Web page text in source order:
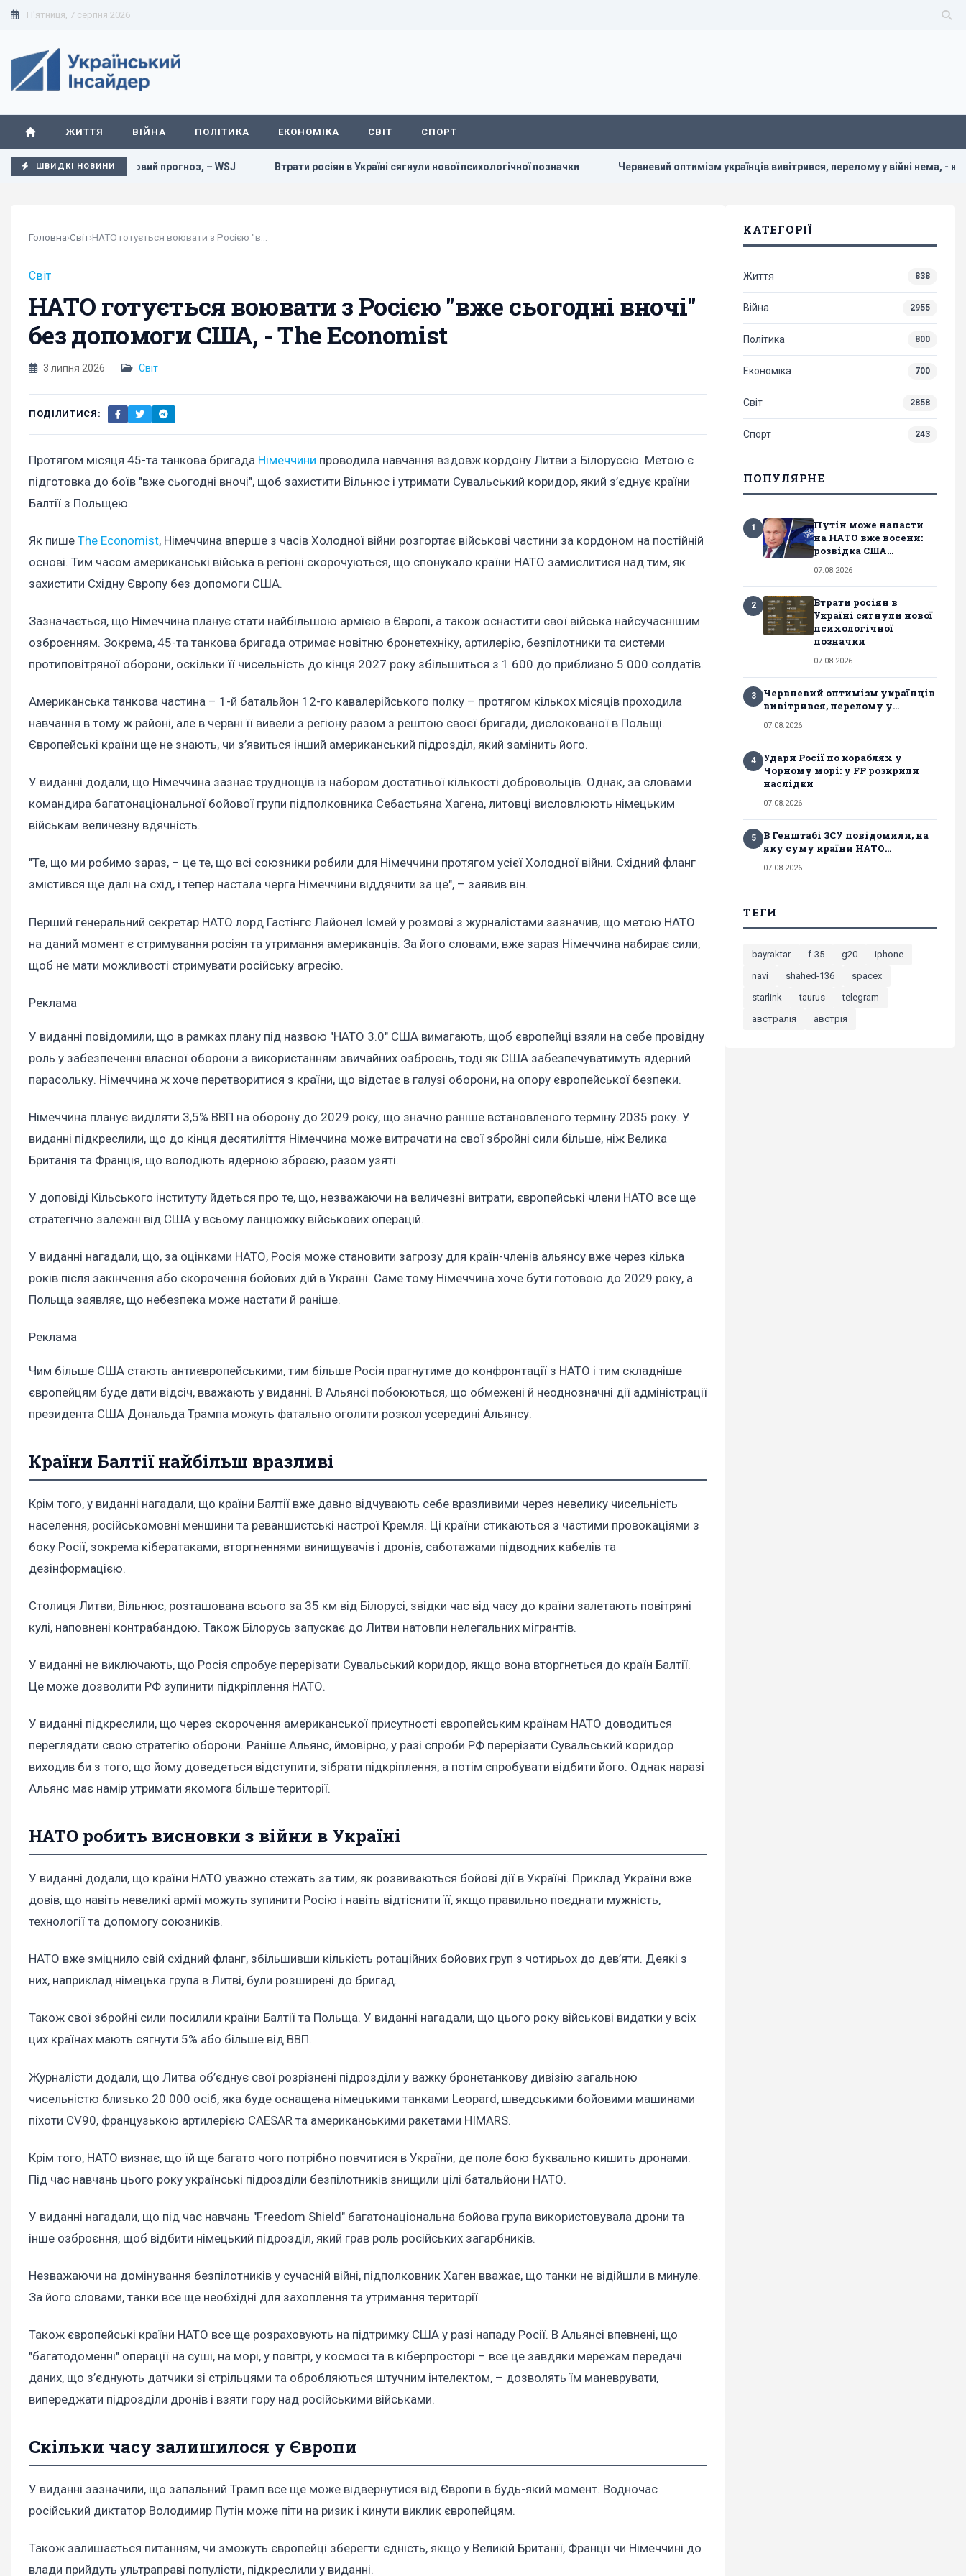
П'ятниця, 7 серпня 2026
ЖИТТЯ ВІЙНА ПОЛІТИКА ЕКОНОМІКА СВІТ СПОРТ
ШВИДКІ НОВИНИ
новий прогноз, – WSJ Втрати росіян в Україні сягнули нової психологічної позначки Червневий оптимізм українців вивітрився, перелому у війні нема, - німецький
Головна›Світ›
Світ
НАТО готується воювати з Росією "вже сьогодні вночі"
без допомоги США, - The Economist
3 липня 2026 Світ
ПОДІЛИТИСЯ:
Протягом місяця 45-та танкова бригада Німеччини проводила навчання вздовж кордону Литви з Білоруссю. Метою є
підготовка до боїв "вже сьогодні вночі", щоб захистити Вільнюс і утримати Сувальський коридор, який з’єднує країни
Балтії з Польщею.
Як пише The Economist, Німеччина вперше з часів Холодної війни розгортає військові частини за кордоном на постійній
основі. Тим часом американські війська в регіоні скорочуються, що спонукало країни НАТО замислитися над тим, як
захистити Східну Європу без допомоги США.
Зазначається, що Німеччина планує стати найбільшою армією в Європі, а також оснастити свої війська найсучаснішим
озброєнням. Зокрема, 45-та танкова бригада отримає новітню бронетехніку, артилерію, безпілотники та системи
протиповітряної оборони, оскільки її чисельність до кінця 2027 року збільшиться з 1 600 до приблизно 5 000 солдатів.
Американська танкова частина – 1-й батальйон 12-го кавалерійського полку – протягом кількох місяців проходила
навчання в тому ж районі, але в червні її вивели з регіону разом з рештою своєї бригади, дислокованої в Польщі.
Європейські країни ще не знають, чи з’явиться інший американський підрозділ, який замінить його.
У виданні додали, що Німеччина зазнає труднощів із набором достатньої кількості добровольців. Однак, за словами
командира багатонаціональної бойової групи підполковника Себастьяна Хагена, литовці висловлюють німецьким
військам величезну вдячність.
"Те, що ми робимо зараз, – це те, що всі союзники робили для Німеччини протягом усієї Холодної війни. Східний фланг
змістився ще далі на схід, і тепер настала черга Німеччини віддячити за це", – заявив він.
Перший генеральний секретар НАТО лорд Гастінгс Лайонел Ісмей у розмові з журналістами зазначив, що метою НАТО
на даний момент є стримування росіян та утримання американців. За його словами, вже зараз Німеччина набирає сили,
щоб не мати можливості стримувати російську агресію.
Реклама
У виданні повідомили, що в рамках плану під назвою "НАТО 3.0" США вимагають, щоб європейці взяли на себе провідну
роль у забезпеченні власної оборони з використанням звичайних озброєнь, тоді як США забезпечуватимуть ядерний
парасольку. Німеччина ж хоче перетворитися з країни, що відстає в галузі оборони, на опору європейської безпеки.
Німеччина планує виділяти 3,5% ВВП на оборону до 2029 року, що значно раніше встановленого терміну 2035 року. У
виданні підкреслили, що до кінця десятиліття Німеччина може витрачати на свої збройні сили більше, ніж Велика
Британія та Франція, що володіють ядерною зброєю, разом узяті.
У доповіді Кільського інституту йдеться про те, що, незважаючи на величезні витрати, європейські члени НАТО все ще
стратегічно залежні від США у всьому ланцюжку військових операцій.
У виданні нагадали, що, за оцінками НАТО, Росія може становити загрозу для країн-членів альянсу вже через кілька
років після закінчення або скорочення бойових дій в Україні. Саме тому Німеччина хоче бути готовою до 2029 року, а
Польща заявляє, що небезпека може настати й раніше.
Реклама
Чим більше США стають антиєвропейськими, тим більше Росія прагнутиме до конфронтації з НАТО і тим складніше
європейцям буде дати відсіч, вважають у виданні. В Альянсі побоюються, що обмежені й неоднозначні дії адміністрації
президента США Дональда Трампа можуть фатально оголити розкол усередині Альянсу.
Країни Балтії найбільш вразливі
Крім того, у виданні нагадали, що країни Балтії вже давно відчувають себе вразливими через невелику чисельність
населення, російськомовні меншини та реваншистські настрої Кремля. Ці країни стикаються з частими провокаціями з
боку Росії, зокрема кібератаками, вторгненнями винищувачів і дронів, саботажами підводних кабелів та
дезінформацією.
Столиця Литви, Вільнюс, розташована всього за 35 км від Білорусі, звідки час від часу до країни залетають повітряні
кулі, наповнені контрабандою. Також Білорусь запускає до Литви натовпи нелегальних мігрантів.
У виданні не виключають, що Росія спробує перерізати Сувальський коридор, якщо вона вторгнеться до країн Балтії.
Це може дозволити РФ зупинити підкріплення НАТО.
У виданні підкреслили, що через скорочення американської присутності європейським країнам НАТО доводиться
переглядати свою стратегію оборони. Раніше Альянс, ймовірно, у разі спроби РФ перерізати Сувальський коридор
виходив би з того, що йому доведеться відступити, зібрати підкріплення, а потім спробувати відбити його. Однак наразі
Альянс має намір утримати якомога більше території.
НАТО робить висновки з війни в Україні
У виданні додали, що країни НАТО уважно стежать за тим, як розвиваються бойові дії в Україні. Приклад України вже
довів, що навіть невеликі армії можуть зупинити Росію і навіть відтіснити її, якщо правильно поєднати мужність,
технології та допомогу союзників.
НАТО вже зміцнило свій східний фланг, збільшивши кількість ротаційних бойових груп з чотирьох до дев’яти. Деякі з
них, наприклад німецька група в Литві, були розширені до бригад.
Також свої збройні сили посилили країни Балтії та Польща. У виданні нагадали, що цього року військові видатки у всіх
цих країнах мають сягнути 5% або більше від ВВП.
Журналісти додали, що Литва об’єднує свої розрізнені підрозділи у важку бронетанкову дивізію загальною
чисельністю близько 20 000 осіб, яка буде оснащена німецькими танками Leopard, шведськими бойовими машинами
піхоти CV90, французькою артилерією CAESAR та американськими ракетами HIMARS.
Крім того, НАТО визнає, що їй ще багато чого потрібно повчитися в України, де поле бою буквально кишить дронами.
Під час навчань цього року українські підрозділи безпілотників знищили цілі батальйони НАТО.
У виданні нагадали, що під час навчань "Freedom Shield" багатонаціональна бойова група використовувала дрони та
інше озброєння, щоб відбити німецький підрозділ, який грав роль російських загарбників.
Незважаючи на домінування безпілотників у сучасній війні, підполковник Хаген вважає, що танки не відійшли в минуле.
За його словами, танки все ще необхідні для захоплення та утримання території.
Також європейські країни НАТО все ще розраховують на підтримку США у разі нападу Росії. В Альянсі впевнені, що
"багатодоменні" операції на суші, на морі, у повітрі, у космосі та в кіберпросторі – все це завдяки мережам передачі
даних, що з’єднують датчики зі стрільцями та обробляються штучним інтелектом, – дозволять їм маневрувати,
випереджати підрозділи дронів і взяти гору над російськими військами.
Скільки часу залишилося у Європи
У виданні зазначили, що запальний Трамп все ще може відвернутися від Європи в будь-який момент. Водночас
російський диктатор Володимир Путін може піти на ризик і кинути виклик європейцям.
Також залишається питанням, чи зможуть європейці зберегти єдність, якщо у Великій Британії, Франції чи Німеччині до
влади прийдуть ультраправі популісти, підкреслили у виданні.
КАТЕГОРІЇ
Життя 838
Війна 2955
Політика 800
Економіка 700
Світ 2858
Спорт 243
ПОПУЛЯРНЕ
1
Путін може напасти
на НАТО вже восени:
розвідка США...
07.08.2026
2
Втрати росіян в
Україні сягнули нової
психологічної
позначки
07.08.2026
3
Червневий оптимізм українців
вивітрився, перелому у...
07.08.2026
4
Удари Росії по кораблях у
Чорному морі: у FP розкрили
наслідки
07.08.2026
5
В Генштабі ЗСУ повідомили, на
яку суму країни НАТО...
07.08.2026
ТЕГИ
bayraktar f-35 g20
iphone
navi
shahed-136
spacex
starlink
taurus
telegram
австралія
австрія